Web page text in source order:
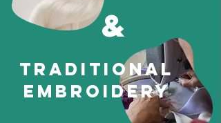
&
Traditional
Embroidery